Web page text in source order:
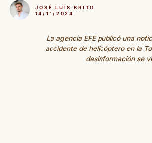
JOSÉ LUIS BRITO
14/11/2024
La agencia EFE publicó una
accidente de helicóptero en la
desinformación se